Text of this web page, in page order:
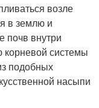
возле
в землю и
почв внутри
корневой системы
подобных
насыпи